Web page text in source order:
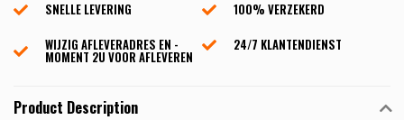
SNELLE LEVERING
100% VERZEKERD
WIJZIG AFLEVERADRES EN -
MOMENT 2U VOOR AFLEVEREN
24/7 KLANTENDIENST
Product Description